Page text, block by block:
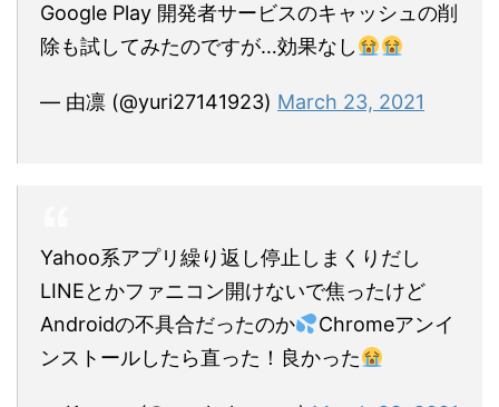
Google Play 開発者サービスのキャッシュの削
除も試してみたのですが…効果なし
— 由凛 (@yuri27141923) March 23, 2021
Yahoo系アプリ繰り返し停止しまくりだし
LINEとかファニコン開けないで焦ったけど
Androidの不具合だったのか
Chromeアンイ
ンストールしたら直った！良かった